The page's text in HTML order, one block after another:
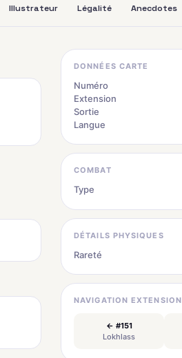
Illustrateur Légalité Anecdotes
DONNÉES CARTE
Numéro
Extension
Sortie
Langue
COMBAT
Type
DÉTAILS PHYSIQUES
Rareté
NAVIGATION EXTENSION
← #151
Lokhlass